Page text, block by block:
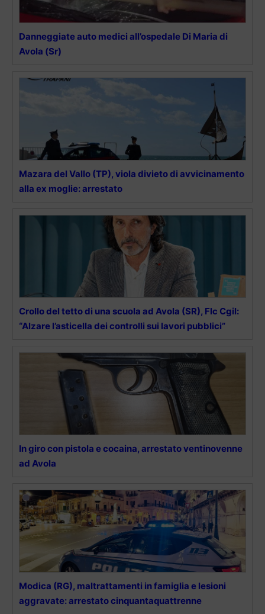
Danneggiate auto medici all’ospedale Di Maria di
Avola (Sr)
Mazara del Vallo (TP), viola divieto di avvicinamento
alla ex moglie: arrestato
Crollo del tetto di una scuola ad Avola (SR), Flc Cgil:
“Alzare l’asticella dei controlli sui lavori pubblici”
In giro con pistola e cocaina, arrestato ventinovenne
ad Avola
Modica (RG), maltrattamenti in famiglia e lesioni
aggravate: arrestato cinquantaquattrenne